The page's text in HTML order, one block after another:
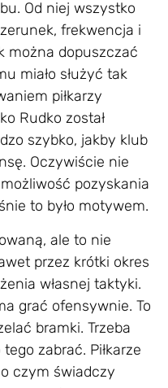
Od niej wszystko
frekwencja i
można dopuszczać
miało służyć tak
piłkarzy
Rudko został
szybko, jakby klub
Oczywiście nie
pozyskania
to było motywem.
ale to nie
przez krótki okres
własnej taktyki.
grać ofensywnie. To
bramki. Trzeba
zabrać. Piłkarze
czym świadczy